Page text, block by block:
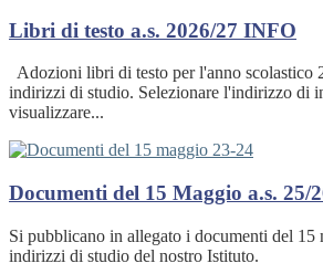
Libri di testo a.s. 2026/27 INFO
Adozioni libri di testo per l'anno scolastico
indirizzi di studio. Selezionare l'indirizzo di
visualizzare...
Documenti del 15 Maggio a.s. 25/
Si pubblicano in allegato i documenti del 15
indirizzi di studio del nostro Istituto.